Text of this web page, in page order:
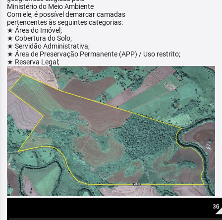
Ministério do Meio Ambiente
Com ele, é possível demarcar camadas
pertencentes às seguintes categorias:
★ Área do Imóvel;
★ Cobertura do Solo;
★ Servidão Administrativa;
★ Área de Preservação Permanente (APP) / Uso restrito;
★ Reserva Legal;